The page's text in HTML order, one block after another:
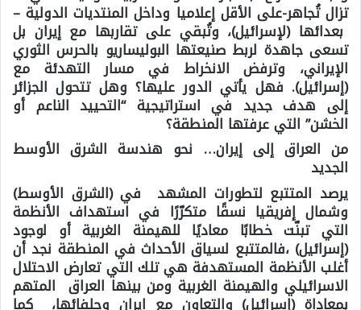
تزال تُجاهر-على الأقل إعلاميا وداخل المنتديات الدولية –
بعدائها (لإسرائيل)، وتُبقي على تقاربها مع إيران بل
تسعى جاهدة لربط صنيعتها البوليساريو بالحرس الثوري
الإيراني، وترفض الانخراط في مسار التهدئة مع
(إسرائيل). فهل يأتي الدور عليها؟ وهل تتحول الجزائر
إلى هدف جديد في استراتيجية “التحييد الناعم أو
الخشن” التي عرفتها المنطقة؟
من العراق إلى إيران… نحو هندسة الشرق الأوسط
الجديد
يرصد المتتبع لتطورات المشهد في (الشرق الأوسط)
وشمال إفريقيا نسقًا متكرّرًا في استهداف الأنظمة
التي تبنّت خطابًا معاديًا للهيمنة الغربية أو لوجود
(إسرائيل) ،فالمتتبع لسياق الأحداث في المنطقة نجد أن
أغلب الأنظمة المستهدفة هي تلك التي تعارض الاحتلال
الاسرائيلي والهيمنة الغربية ومن بينها العراق المتهم
بمعاداة (إسرائيل) والتعاون مع ايران وحلفائها، كما